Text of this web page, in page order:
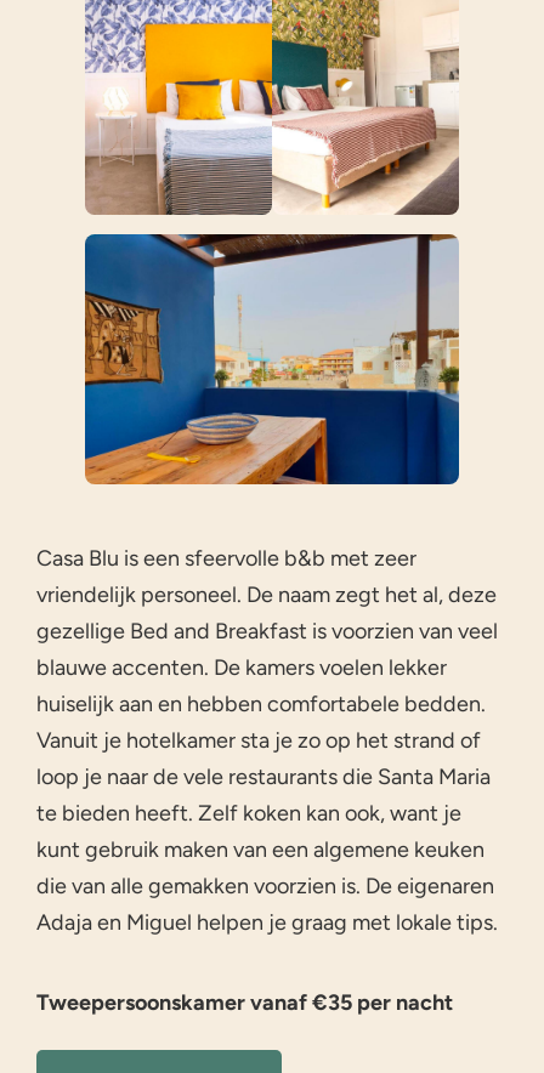
Casa Blu is een sfeervolle b&b met zeer
vriendelijk personeel. De naam zegt het al, deze
gezellige Bed and Breakfast is voorzien van veel
blauwe accenten. De kamers voelen lekker
huiselijk aan en hebben comfortabele bedden.
Vanuit je hotelkamer sta je zo op het strand of
loop je naar de vele restaurants die Santa Maria
te bieden heeft. Zelf koken kan ook, want je
kunt gebruik maken van een algemene keuken
die van alle gemakken voorzien is. De eigenaren
Adaja en Miguel helpen je graag met lokale tips.
Tweepersoonskamer vanaf €35 per nacht